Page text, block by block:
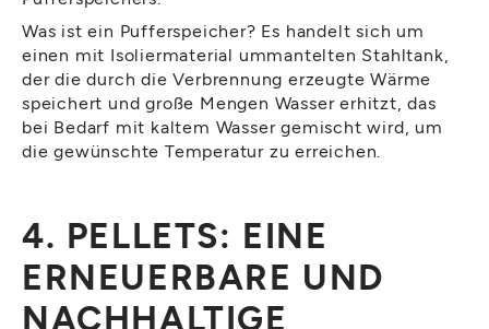
Was ist ein Pufferspeicher? Es handelt sich um
einen mit Isoliermaterial ummantelten Stahltank,
der die durch die Verbrennung erzeugte Wärme
speichert und große Mengen Wasser erhitzt, das
bei Bedarf mit kaltem Wasser gemischt wird, um
die gewünschte Temperatur zu erreichen.
4. PELLETS: EINE
ERNEUERBARE UND
NACHHALTIGE